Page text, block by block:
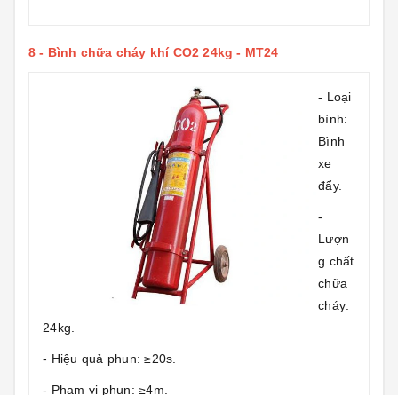
8 - Bình chữa cháy khí CO2 24kg - MT24
- Loại
bình:
Bình
xe
đẩy.
-
Lượn
g chất
chữa
cháy:
24kg.
- Hiệu quả phun: ≥20s.
- Phạm vi phun: ≥4m.